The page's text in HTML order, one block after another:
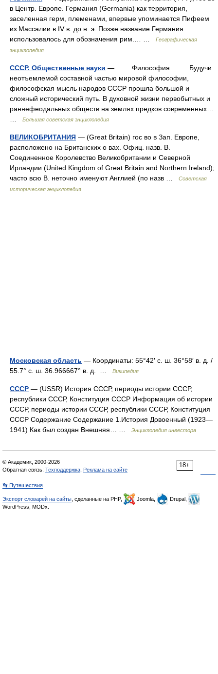
в Центр. Европе. Германия (Germania) как территория,
заселенная герм, племенами, впервые упоминается Пифеем
из Массалии в IV в. до н. э. Позже название Германия
использовалось для обозначения рим.… …
Географическая
энциклопедия
СССР. Общественные науки — Философия Будучи
неотъемлемой составной частью мировой философии,
философская мысль народов СССР прошла большой и
сложный исторический путь. В духовной жизни первобытных и
раннефеодальных обществ на землях предков современных…
Большая советская энциклопедия
ВЕЛИКОБРИТАНИЯ — (Great Britain) гос во в Зап. Европе,
расположено на Британских о вах. Офиц. назв. В.
Соединенное Королевство Великобритании и Северной
Ирландии (United Kingdom of Great Britain and Northern Ireland);
часто всю В. неточно именуют Англией (по назв …
Советская
историческая энциклопедия
Московская область — Координаты: 55°42′ с. ш. 36°58′ в. д. /
55.7° с. ш. 36.966667° в. д. …
Википедия
CCCP — (USSR) История СССР, периоды истории СССР,
республики СССР, Конституция СССР Информация об истории
СССР, периоды истории СССР, республики СССР, Конституция
СССР Содержание Содержание 1.История Довоенный (1923—
1941) Как был создан Внешняя… …
Энциклопедия инвестора
18+
© Академик, 2000-2026
Обратная связь: Техподдержка Реклама на сайте
👣 Путешествия
Экспорт словарей на сайты , сделанные на PHP, Joomla,
Drupal,
WordPress, MODx.